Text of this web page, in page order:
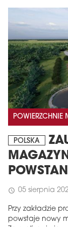
POWIERZCHNIE
POLSKA
schedule 05 sierpnia
Przy zakładzie
powstaje nowy